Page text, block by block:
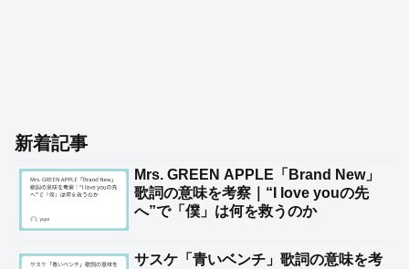
新着記事
Mrs. GREEN APPLE「Brand New」
歌詞の意味を考察｜“I love youの先
へ”で「僕」は何を救うのか
サスケ「青いベンチ」歌詞の意味を考